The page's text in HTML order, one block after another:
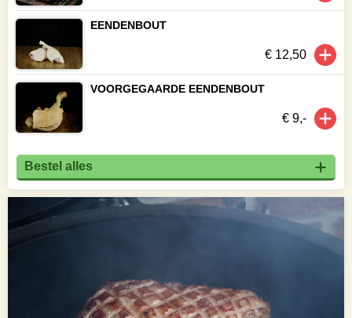
EENDENBOUT
€ 12,50
VOORGEGAARDE EENDENBOUT
€ 9,-
Bestel alles